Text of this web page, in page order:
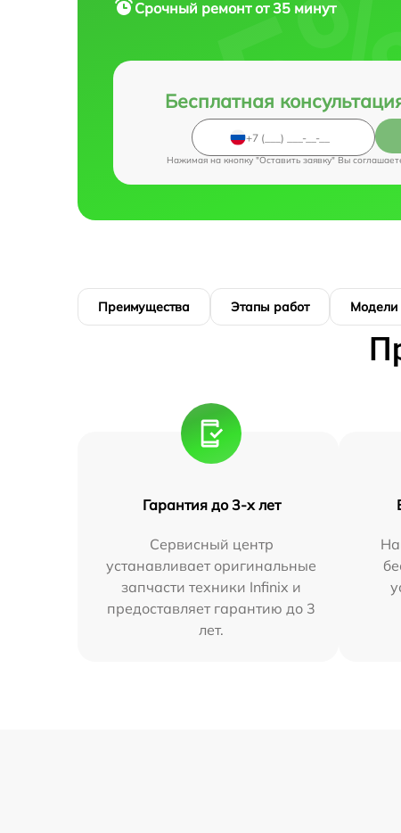
Срочный ремонтот 35 минут
Бесплатная
Нажимая на кнопку "Оставить заявку" Вы
Преимущества Этапы работ Модели
Гарантия до 3-х лет
Сервисный центр
устанавливает оригинальные
запчасти техники Infinix и
предоставляет гарантию до 3
лет.